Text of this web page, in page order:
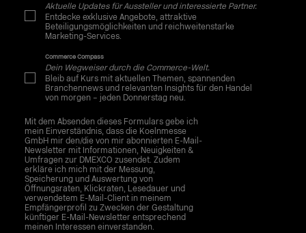
Aktuelle Updates für Aussteller und interessierte Partner.
Entdecke exklusive Angebote, attraktive
Beteiligungsmöglichkeiten und reichweitenstarke
Marketing-Services.
Commerce Compass
Dein Wegweiser durch die Commerce-Welt.
Bleib auf Kurs mit aktuellen Themen, spannenden
Branchennews und relevanten Insights für den Handel
von morgen – jeden Donnerstag neu.
Mit dem Absenden dieses Formulars gebe ich
mein Einverständnis, dass die Koelnmesse
GmbH mir den/die von mir abonnierten E-Mail-
Newsletter mit Informationen, Neuigkeiten &
Umfragen zur DMEXCO zusendet. Zudem
erkläre ich mich mit der Messung,
Speicherung und Auswertung von
Öffnungsraten, Klickraten, Lesedauer und
verwendetem E-Mail-Client in meinem
Empfängerprofil zu Zwecken der Gestaltung
künftiger E-Mail-Newsletter entsprechend
meinen Interessen einverstanden.